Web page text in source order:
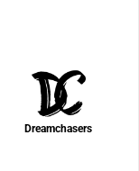
Dreamchasers